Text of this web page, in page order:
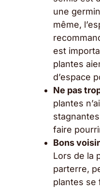
une
même,
est
plantes
d’espace
Ne pas
plantes
faire
Bons
Lors de la
parterre,
plantes se